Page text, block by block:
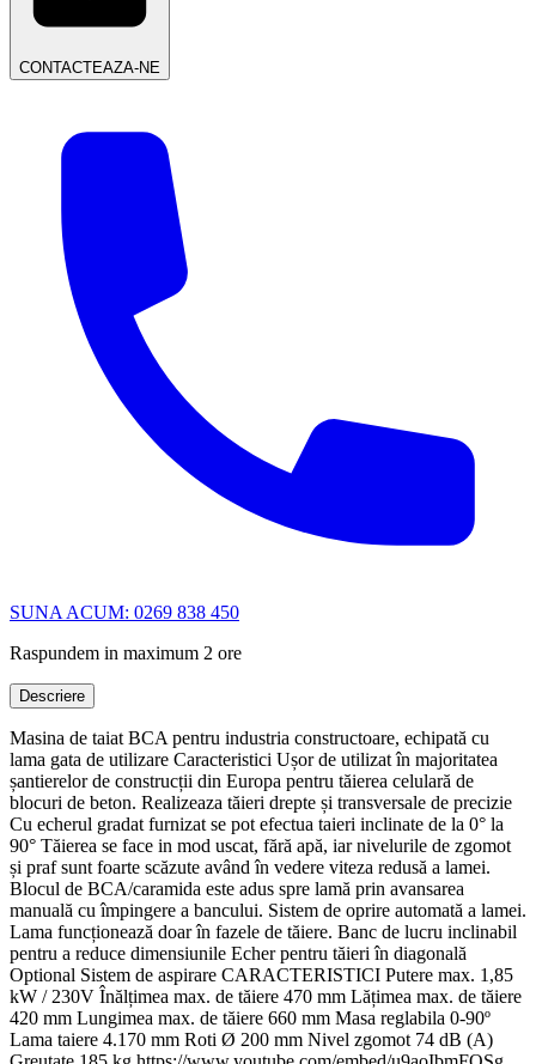
CONTACTEAZA-NE
SUNA ACUM: 0269 838 450
Raspundem in maximum 2 ore
Descriere
Masina de taiat BCA pentru industria constructoare, echipată cu
lama gata de utilizare Caracteristici Ușor de utilizat în majoritatea
șantierelor de construcții din Europa pentru tăierea celulară de
blocuri de beton. Realizeaza tăieri drepte și transversale de precizie
Cu echerul gradat furnizat se pot efectua taieri inclinate de la 0° la
90° Tăierea se face in mod uscat, fără apă, iar nivelurile de zgomot
și praf sunt foarte scăzute având în vedere viteza redusă a lamei.
Blocul de BCA/caramida este adus spre lamă prin avansarea
manuală cu împingere a bancului. Sistem de oprire automată a lamei.
Lama funcționează doar în fazele de tăiere. Banc de lucru inclinabil
pentru a reduce dimensiunile Echer pentru tăieri în diagonală
Optional Sistem de aspirare CARACTERISTICI Putere max. 1,85
kW / 230V Înălțimea max. de tăiere 470 mm Lățimea max. de tăiere
420 mm Lungimea max. de tăiere 660 mm Masa reglabila 0-90º
Lama taiere 4.170 mm Roti Ø 200 mm Nivel zgomot 74 dB (A)